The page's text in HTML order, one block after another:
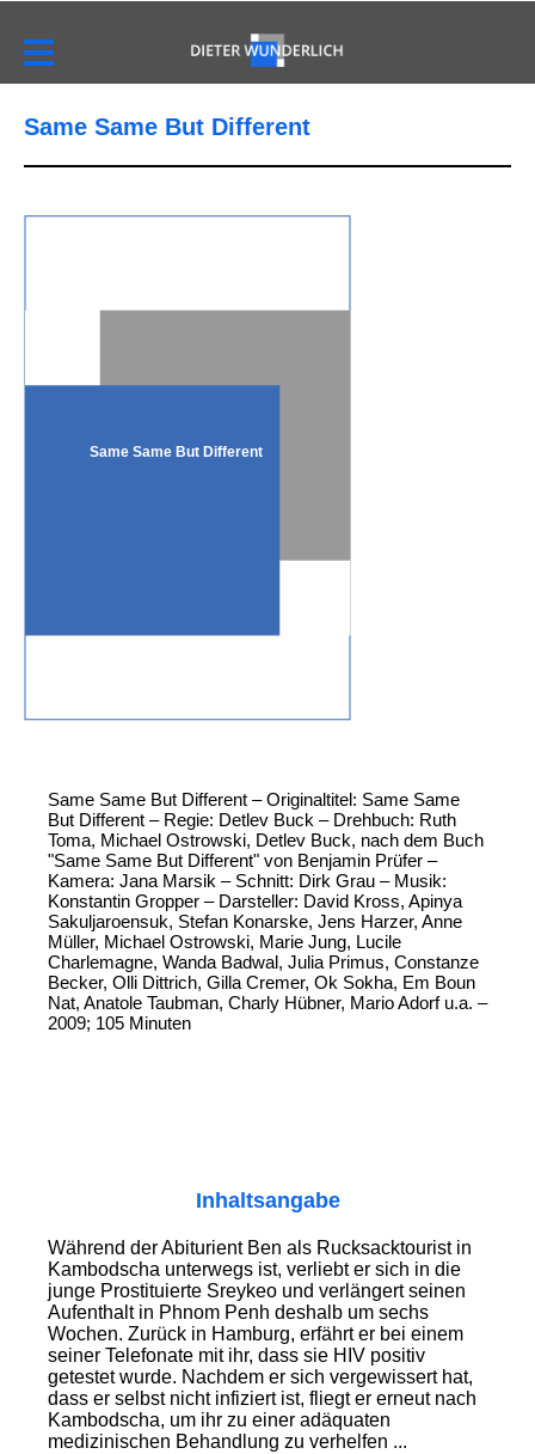
Same Same But Different
Same Same But Different
Same Same But Different – Originaltitel: Same Same
But Different – Regie: Detlev Buck – Drehbuch: Ruth
Toma, Michael Ostrowski, Detlev Buck, nach dem Buch
"Same Same But Different" von Benjamin Prüfer –
Kamera: Jana Marsik – Schnitt: Dirk Grau – Musik:
Konstantin Gropper – Darsteller: David Kross, Apinya
Sakuljaroensuk, Stefan Konarske, Jens Harzer, Anne
Müller, Michael Ostrowski, Marie Jung, Lucile
Charlemagne, Wanda Badwal, Julia Primus, Constanze
Becker, Olli Dittrich, Gilla Cremer, Ok Sokha, Em Boun
Nat, Anatole Taubman, Charly Hübner, Mario Adorf u.a. –
2009; 105 Minuten
Inhaltsangabe
Während der Abiturient Ben als Rucksacktourist in
Kambodscha unterwegs ist, verliebt er sich in die
junge Prostituierte Sreykeo und verlängert seinen
Aufenthalt in Phnom Penh deshalb um sechs
Wochen. Zurück in Hamburg, erfährt er bei einem
seiner Telefonate mit ihr, dass sie HIV positiv
getestet wurde. Nachdem er sich vergewissert hat,
dass er selbst nicht infiziert ist, fliegt er erneut nach
Kambodscha, um ihr zu einer adäquaten
medizinischen Behandlung zu verhelfen ...